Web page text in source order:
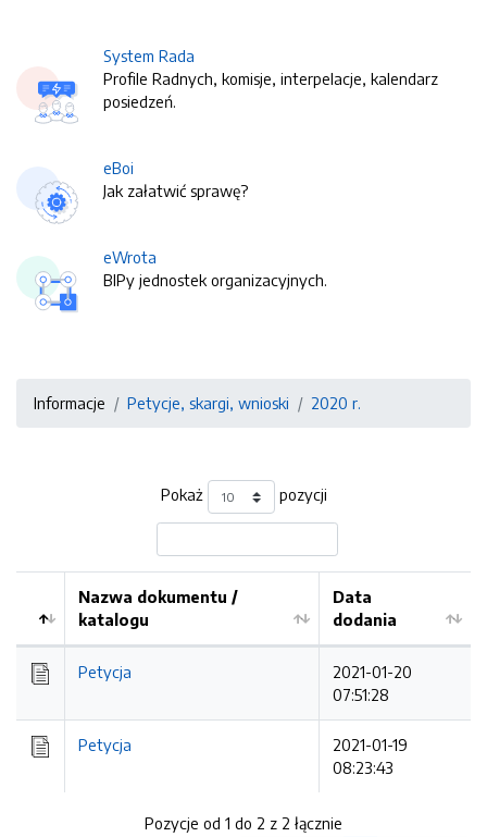
System Rada
Profile Radnych, komisje, interpelacje, kalendarz
posiedzeń.
eBoi
Jak załatwić sprawę?
eWrota
BIPy jednostek organizacyjnych.
Informacje Petycje, skargi, wnioski 2020 r.
Pokaż pozycji
Kolejność
Nazwa dokumentu /
katalogu
Data
dodania
Petycja
2021-01-20
07:51:28
Petycja
2021-01-19
08:23:43
Pozycje od 1 do 2 z 2 łącznie